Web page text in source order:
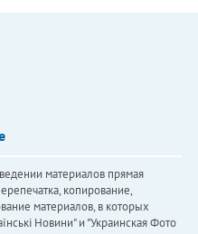
материалов прямая
копирование,
материалов, в которых
Новини" и "Украинская Фото